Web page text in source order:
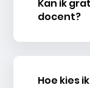
Kan ik
docent?
Hoe kies